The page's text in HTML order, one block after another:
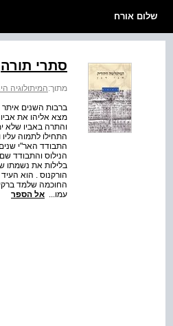
שלום אורח
סתרי תורה
מתוך:המיתולוגיה
ברבות השנים איתר
מצא אליהו את אביו
והתרה באביו שלא
התחילו לתמוה
התבודד האר"י
הנילוס והתבודד
בלילות את נשמתו
הורקנוס . הוא
החוכמה שלמד
עמו... אל הספר